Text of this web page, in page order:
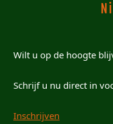
Wilt u op de hoogte
Schrijf u nu direct in
Inschrijven